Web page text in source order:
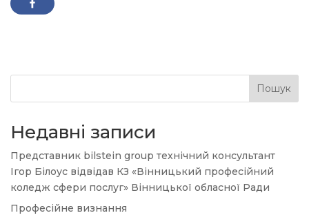
Пошук
Недавні записи
Представник bilstein group технічний консультант
Ігор Білоус відвідав КЗ «Вінницький професійний
коледж сфери послуг» Вінницької обласної Ради
Професійне визнання